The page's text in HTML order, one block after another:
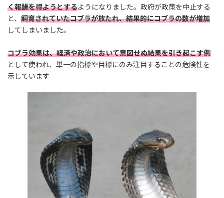
く報酬を得ようとするようになりました。政府が政策を中止する
と、 飼育されていたコブラが放たれ、結果的にコブラの数が増加
してしまいました。
コブラ効果は、経済や政治において意図せぬ結果を引き起こす例
として使われ、単一の指標や目標にのみ注目することの危険性を
示しています